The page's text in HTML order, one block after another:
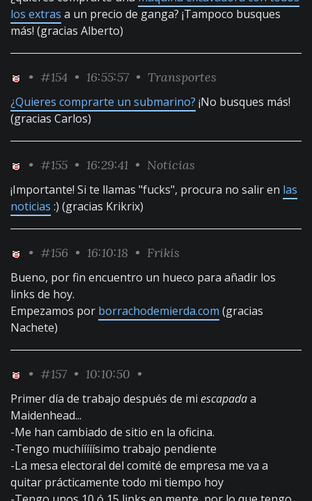
los extras a un precio de ganga? ¡Tampoco busques
más! (gracias Alberto)
• #154 • 16:55:57 • Transportes
¿Quieres comprarte un submarino? ¡No busques más!
(gracias Carlos)
• #155 • 16:29:41 • Noticias
¡Importante! Si te llamas "fucks", procura no salir en las
noticias :) (gracias Krikrix)
• #156 • 16:10:18 • Frikis
Bueno, por fin encuentro un hueco para añadir los
links de hoy.
Empezamos por borrachodemierda.com (gracias
Nachete)
• #157 • 10:10:50 •
Primer día de trabajo después de mi escapadaa
Maidenhead...
-Me han cambiado de sitio en la oficina.
-Tengo muchííííísimo trabajo pendiente
-La mesa electoral del comité de empresa me va a
quitar prácticamente todo mi tiempo hoy